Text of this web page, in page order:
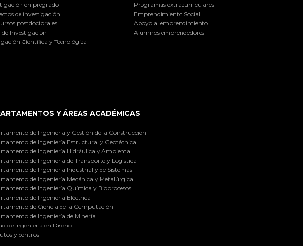
en pregrado
de investigación
postdoctorales
de Investigación
Científica y Tecnológica
Programas extracurriculares
Emprendimiento Social
Apoyo al emprendimiento
Alumnos emprendedores
Y ÁREAS ACADÉMICAS
de Ingeniería y Gestión de la Construcción
de Ingeniería Estructural y Geotécnica
de Ingeniería Hidráulica y Ambiental
de Ingeniería de Transporte y Logística
de Ingeniería Industrial y de Sistemas
de Ingeniería Mecánica y Metalúrgica
de Ingeniería Química y Bioprocesos
de Ingeniería Eléctrica
de Ciencia de la Computación
de Ingeniería de Minería
de Ingeniería en Diseño
y centros